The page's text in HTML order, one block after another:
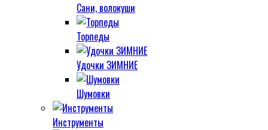
Сани, волокуши
Торпеды
Удочки ЗИМНИЕ
Шумовки
Инструменты